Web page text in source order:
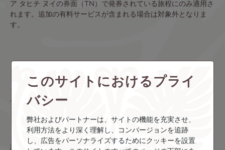
ア タヒチ ヌイの券面（TN）で発券されている旅程にのみ適用さ
れます。追加の有料サービスが含まれる場合は対象外となりま
す。
クラブティアレマイルを使う
キャッシュとマイルでお支払いいただくと、マイルを自由にご利
用いただくことができ、さらに航空券をお得な金額でご購入いた
だけます。お好きなマイル数をお選びいただき、お得な金額での
ご購入をお楽しみください。
詳しくは本プログラムの規約をご覧ください。
このサイトにおけるプライ
バシー
弊社およびパートナーは、サイトの機能を充実させ、
利用方法をより深く理解し、コンバージョンを追跡
し、広告をパーソナライズするためにクッキーを設置